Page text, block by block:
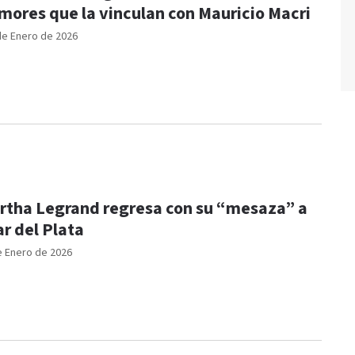
Enero de 2026
que la vinculan con Mauricio Macri
Enero de 2026
Legrand regresa con su “mesaza” a
del Plata